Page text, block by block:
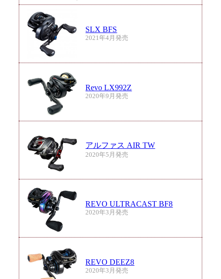
SLX BFS
2021年4月発売
Revo LX992Z
2020年9月発売
アルファス AIR TW
2020年5月発売
REVO ULTRACAST BF8
2020年3月発売
REVO DEEZ8
2020年3月発売